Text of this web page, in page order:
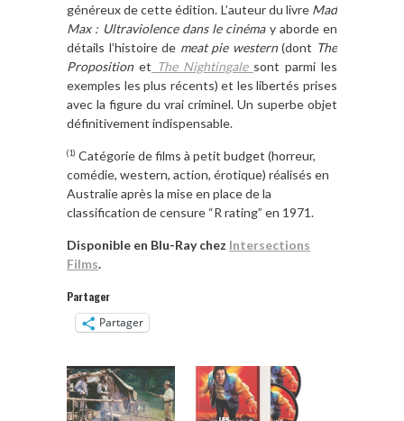
généreux de cette édition. L’auteur du livre Mad
Max : Ultraviolence dans le cinémay aborde en
détails l’histoire de meat pie western(dont The
Proposition et The Nightingale sont parmi les
exemples les plus récents) et les libertés prises
avec la figure du vrai criminel. Un superbe objet
définitivement indispensable.
(1) Catégorie de films à petit budget (horreur,
comédie, western, action, érotique) réalisés en
Australie après la mise en place de la
classification de censure “R rating” en 1971.
Disponible en Blu-Ray chez Intersections
Films.
Partager
Partager